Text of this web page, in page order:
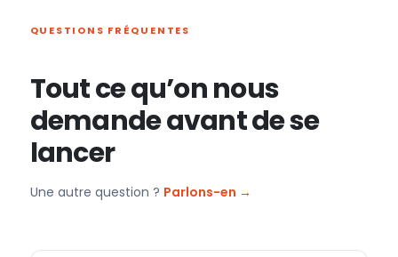
QUESTIONS FRÉQUENTES
Tout ce qu’on nous
demande avant de se
lancer
Une autre question ? Parlons-en →